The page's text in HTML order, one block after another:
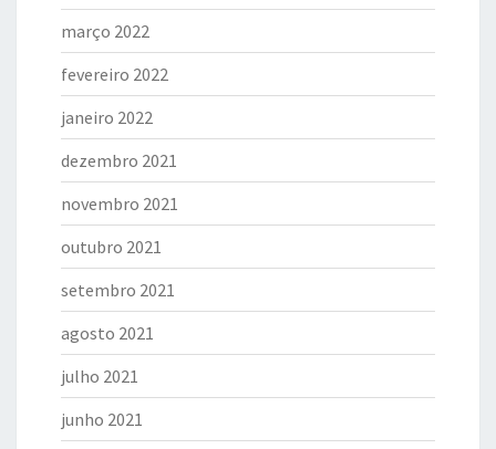
março 2022
fevereiro 2022
janeiro 2022
dezembro 2021
novembro 2021
outubro 2021
setembro 2021
agosto 2021
julho 2021
junho 2021